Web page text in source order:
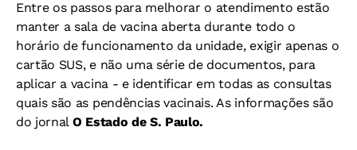
Entre os passos para melhorar o atendimento estão
manter a sala de vacina aberta durante todo o
horário de funcionamento da unidade, exigir apenas o
cartão SUS, e não uma série de documentos, para
aplicar a vacina - e identificar em todas as consultas
quais são as pendências vacinais. As informações são
do jornal O Estado de S. Paulo.